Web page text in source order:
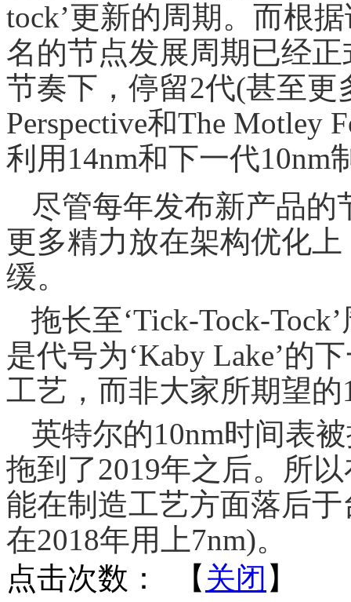
tock’更新的周期。而根
名的节点发展周期已经
节奏下，停留2代(甚至更
Perspective和The Motley
利用14nm和下一代10nm
尽管每年发布新产品的
更多精力放在架构优化
缓。
拖长至‘Tick-Tock-
是代号为‘Kaby Lake’的
工艺，而非大家所期望的
英特尔的10nm时间表
拖到了2019年之后。所
能在制造工艺方面落后
在2018年用上7nm)。
点击次数：
【 关闭 】